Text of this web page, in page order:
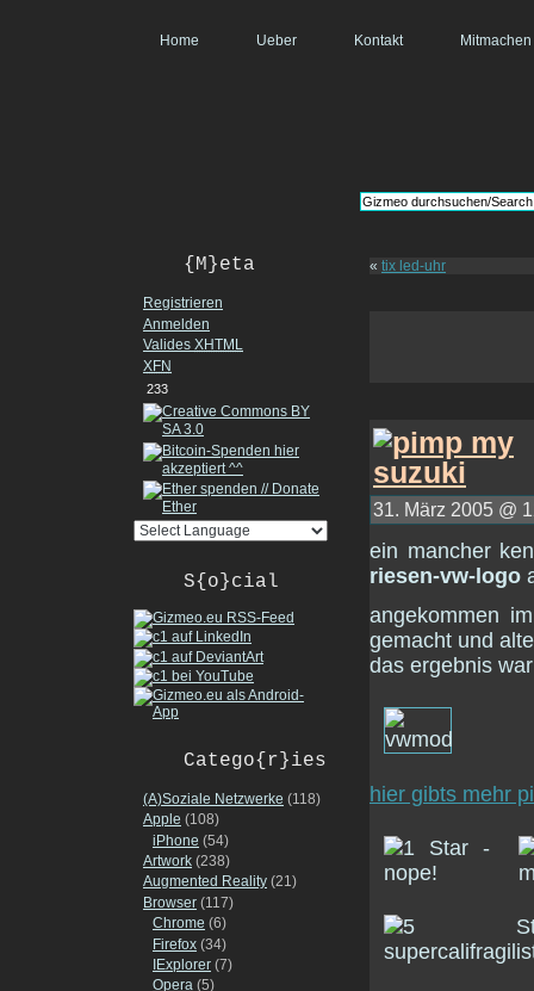
Home Ueber Kontakt Mitmachen
{M}eta
Registrieren
Anmelden
Valides XHTML
XFN
233
S{o}cial
Catego{r}ies
(A)Soziale Netzwerke (118)
Apple (108)
iPhone (54)
Artwork (238)
Augmented Reality (21)
Browser (117)
Chrome (6)
Firefox (34)
IExplorer (7)
Opera (5)
« tix led-uhr
31. März 2005 @
ein mancher
riesen-vw-logo
angekommen
gemacht und
das ergebnis
hier gibts mehr